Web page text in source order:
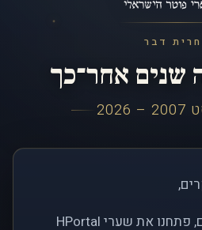
דבר
שנים אחר־כך
לפני כמעט שני עשורים, פתחנו את שערי HPortal